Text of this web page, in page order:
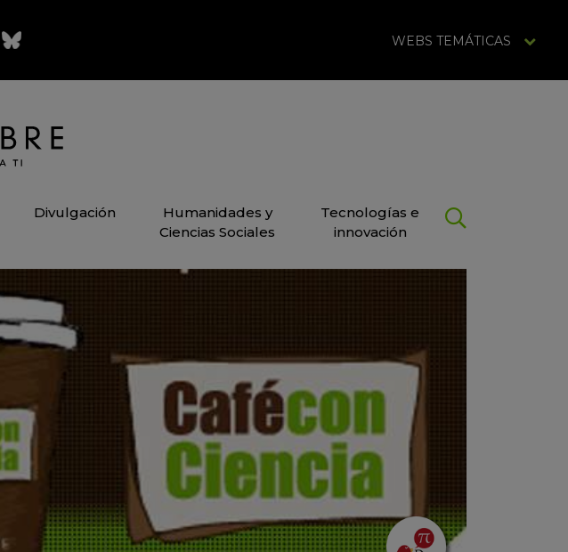
WEBS TEMÁTICAS
Divulgación
Humanidades y
Ciencias Sociales
Tecnologías e
innovación